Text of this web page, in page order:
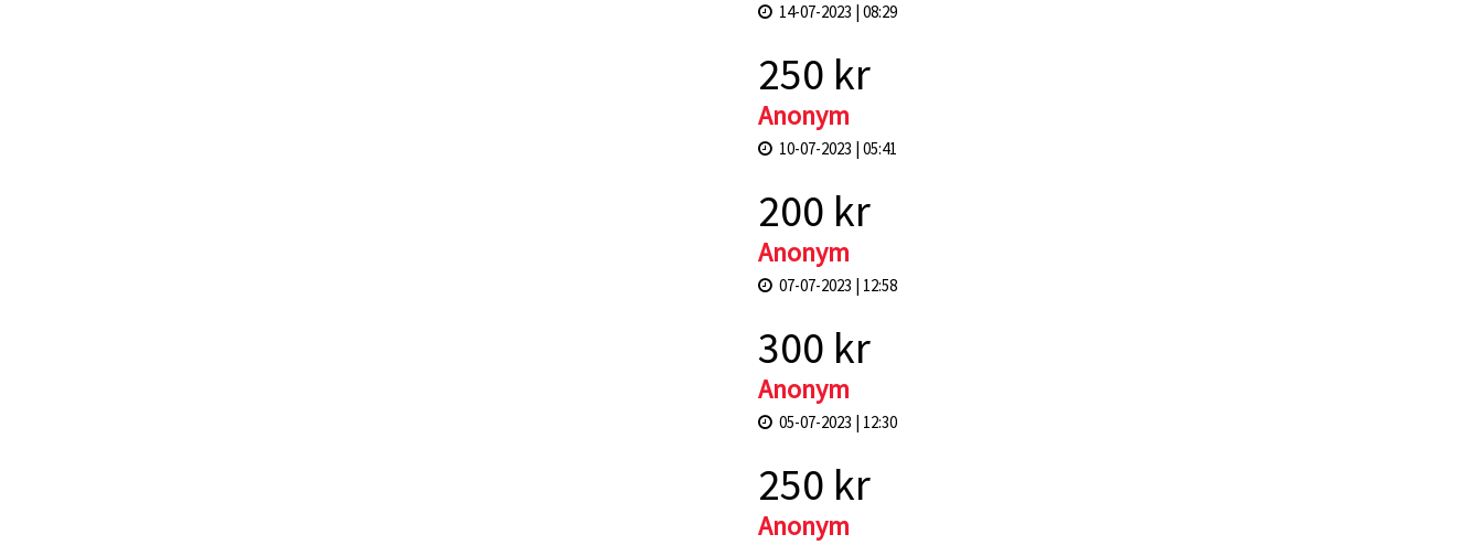
14-07-2023 | 08:29
250 kr
Anonym
10-07-2023 | 05:41
200 kr
Anonym
07-07-2023 | 12:58
300 kr
Anonym
05-07-2023 | 12:30
250 kr
Anonym